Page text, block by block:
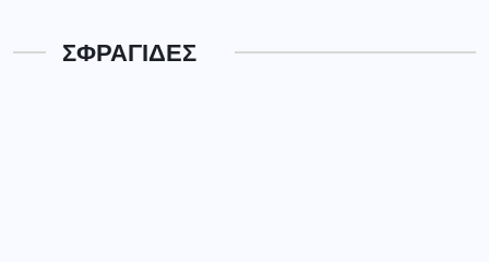
ΣΦΡΑΓΙΔΕΣ